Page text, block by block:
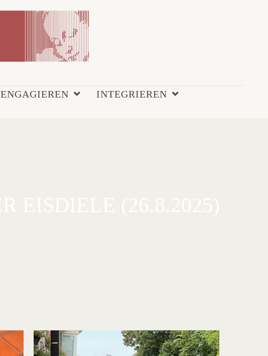
ENGAGIEREN
INTEGRIEREN